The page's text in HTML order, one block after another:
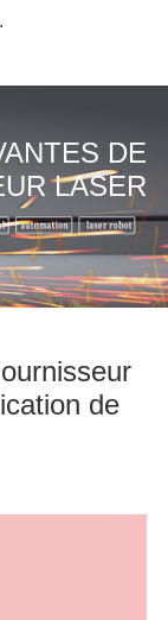
DE
LASER
de